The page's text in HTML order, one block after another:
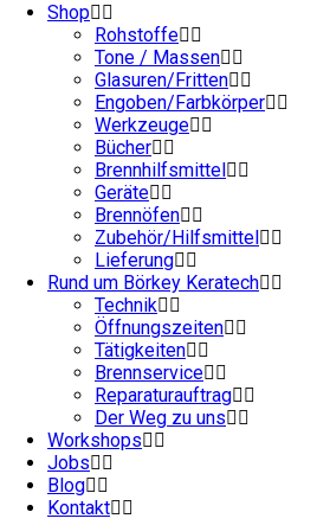
Shop
Rohstoffe
Tone / Massen
Glasuren/Fritten
Engoben/Farbkörper
Werkzeuge
Bücher
Brennhilfsmittel
Geräte
Brennöfen
Zubehör/Hilfsmittel
Lieferung
Rund um Börkey Keratech
Technik
Öffnungszeiten
Tätigkeiten
Brennservice
Reparaturauftrag
Der Weg zu uns
Workshops
Jobs
Blog
Kontakt